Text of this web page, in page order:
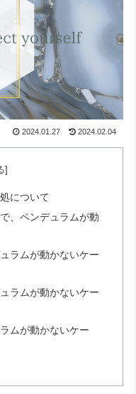
2024.01.27 2024.02.04
について
、ペンデュラムが動
ラムが動かないケー
ラムが動かないケー
ムが動かないケー